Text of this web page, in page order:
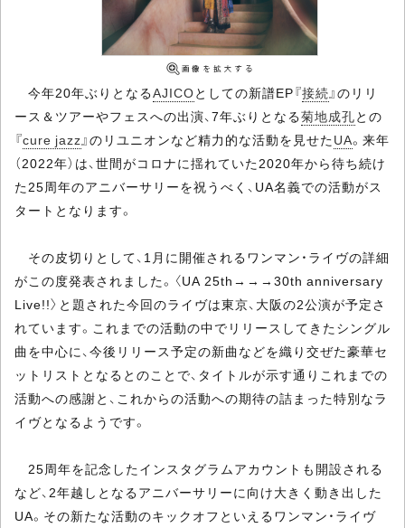
今年20年ぶりとなるAJICOとしての新譜EP『接続 』のリリ
ース＆ツアーやフェスへの出演、7年ぶりとなる菊地成孔との
『cure jazz 』のリユニオンなど精力的な活動を見せたUA。来年
（2022年）は、世間がコロナに揺れていた2020年から待ち続け
た25周年のアニバーサリーを祝うべく、UA名義での活動がス
タートとなります。
その皮切りとして、1月に開催されるワンマン・ライヴの詳細
がこの度発表されました。〈UA 25th→→→30th anniversary
Live!!〉と題された今回のライヴは東京、大阪の2公演が予定さ
れています。これまでの活動の中でリリースしてきたシングル
曲を中心に、今後リリース予定の新曲などを織り交ぜた豪華セ
ットリストとなるとのことで、タイトルが示す通りこれまでの
活動への感謝と、これからの活動への期待の詰まった特別なラ
イヴとなるようです。
25周年を記念したインスタグラムアカウントも開設される
など、2年越しとなるアニバーサリーに向け大きく動き出した
UA。その新たな活動のキックオフといえるワンマン・ライヴ